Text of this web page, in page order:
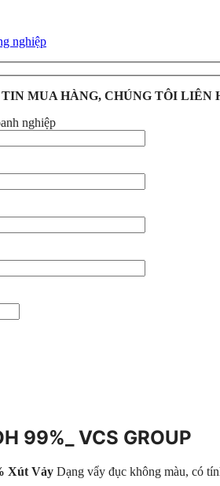
nghiệp
MUA HÀNG, CHÚNG TÔI LIÊN
nghiệp
99%_ VCS GROUP
Xút Vảy Dạng vẩy đục không màu, có